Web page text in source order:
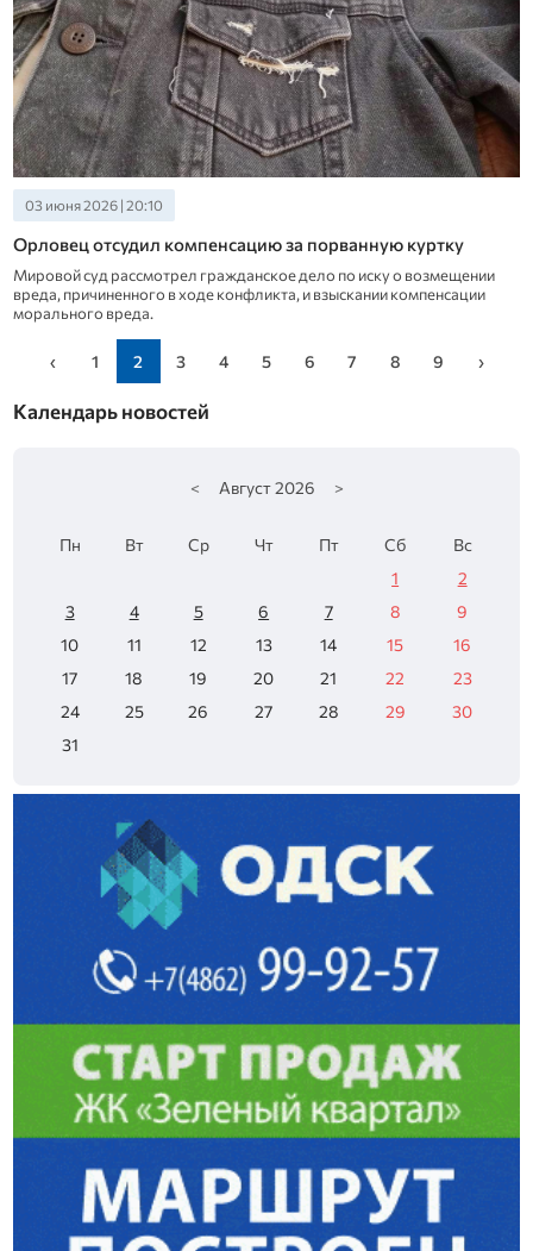
03 июня 2026 | 20:10
Орловец отсудил компенсацию за порванную куртку
Мировой суд рассмотрел гражданское дело по иску о возмещении
вреда, причиненного в ходе конфликта, и взыскании компенсации
морального вреда.
‹ 1 2 3 4 5 6 7 8 9 ›
Календарь новостей
< Август 2026 >
Пн Вт Ср Чт Пт Сб
Вс
1
2
3
4 5 6 7 8
9
10
11 12 13 14 15
16
17
18 19 20 21 22
23
24
25 26 27 28 29
30
31